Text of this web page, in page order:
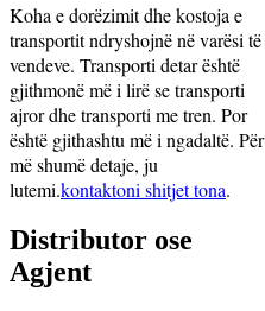
Koha e dorëzimit dhe kostoja e
transportit ndryshojnë në varësi të
vendeve. Transporti detar është
gjithmonë më i lirë se transporti
ajror dhe transporti me tren. Por
është gjithashtu më i ngadaltë. Për
më shumë detaje, ju
lutemi.kontaktoni shitjet tona.
Distributor ose
Agjent